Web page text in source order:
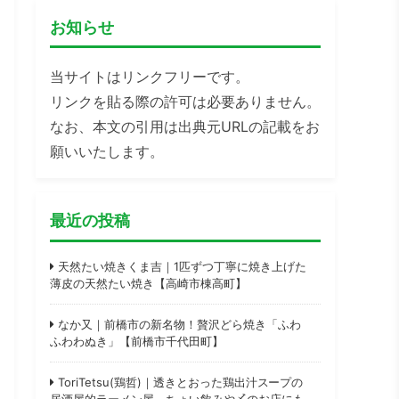
お知らせ
当サイトはリンクフリーです。
リンクを貼る際の許可は必要ありません。
なお、本文の引用は出典元URLの記載をお
願いいたします。
最近の投稿
天然たい焼きくま吉｜1匹ずつ丁寧に焼き上げた
薄皮の天然たい焼き【高崎市棟高町】
なか又｜前橋市の新名物！贅沢どら焼き「ふわ
ふわわぬき」【前橋市千代田町】
ToriTetsu(鶏哲)｜透きとおった鶏出汁スープの